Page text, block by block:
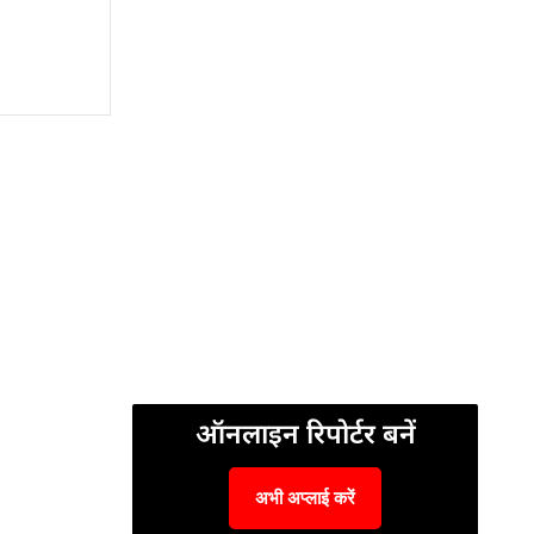
ऑनलाइन रिपोर्टर बनें
अभी अप्लाई करें